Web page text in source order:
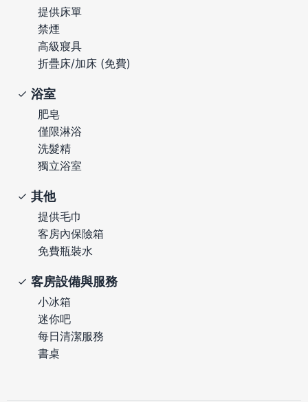
提供床單
禁煙
高級寢具
折疊床/加床 (免費)
浴室
肥皂
僅限淋浴
洗髮精
獨立浴室
其他
提供毛巾
客房內保險箱
免費瓶裝水
客房設備與服務
小冰箱
迷你吧
每日清潔服務
書桌